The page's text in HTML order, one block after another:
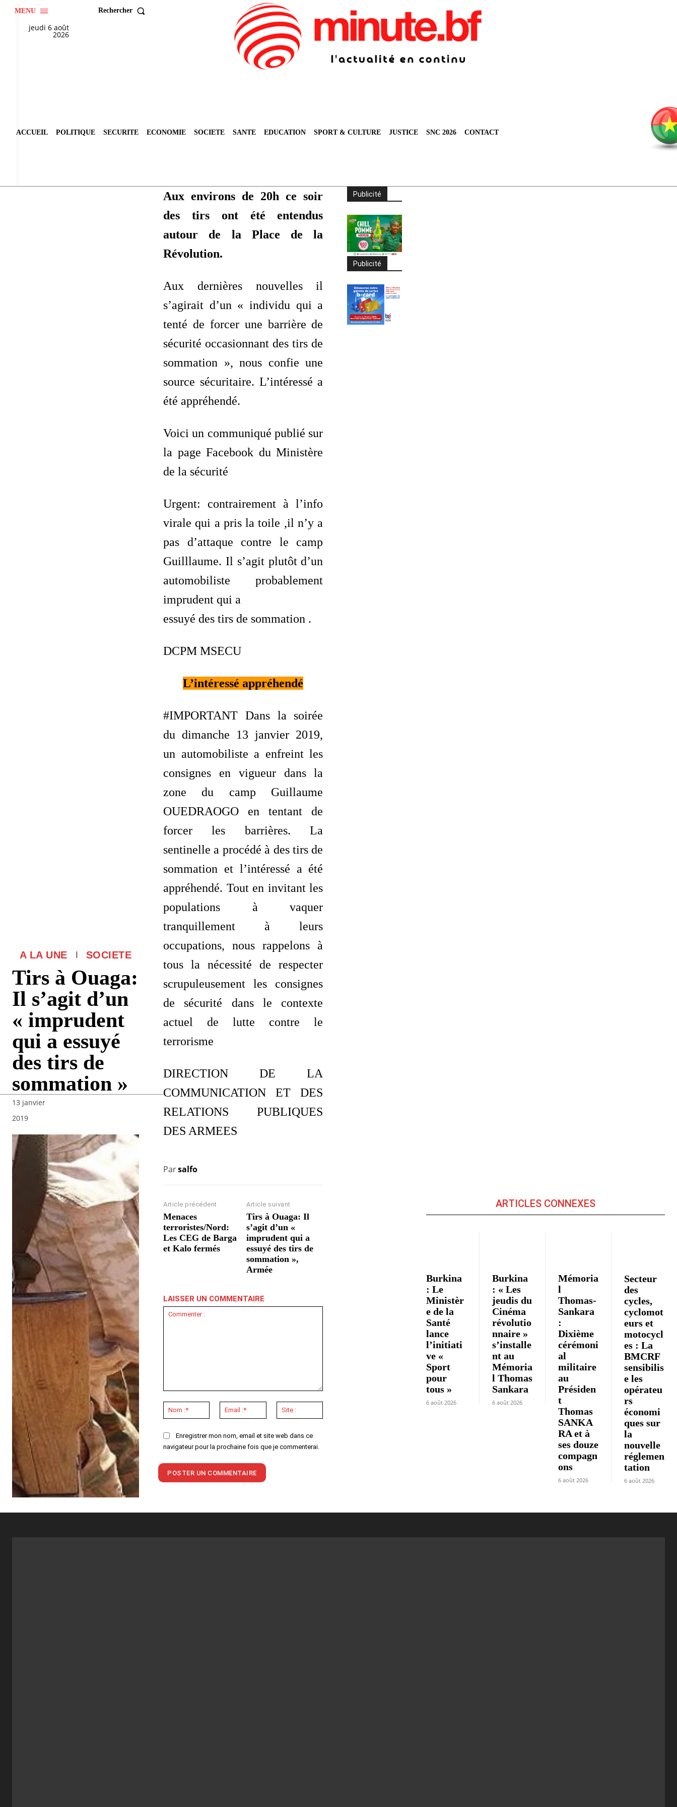
MENU Rechercher
jeudi 6 août
2026
ACCUEIL POLITIQUE SECURITE ECONOMIE SOCIETE SANTE EDUCATION SPORT & CULTURE JUSTICE SNC 2026 CONTACT
A LA UNE SOCIETE
Tirs à Ouaga:
Il s’agit d’un
« imprudent
qui a essuyé
des tirs de
sommation »
13 janvier
2019
Aux environs de 20h ce soir
des tirs ont été entendus
autour de la Place de la
Révolution.
Aux dernières nouvelles il
s’agirait d’un « individu qui a
tenté de forcer une barrière de
sécurité occasionnant des tirs de
sommation », nous confie une
source sécuritaire. L’intéressé a
été appréhendé.
Voici un communiqué publié sur
la page Facebook du Ministère
de la sécurité
Urgent: contrairement à l’info
virale qui a pris la toile ,il n’y a
pas d’attaque contre le camp
Guilllaume. Il s’agit plutôt d’un
automobiliste probablement
imprudent qui a
essuyé des tirs de sommation .
DCPM MSECU
L’intéressé appréhendé
#IMPORTANT Dans la soirée
du dimanche 13 janvier 2019,
un automobiliste a enfreint les
consignes en vigueur dans la
zone du camp Guillaume
OUEDRAOGO en tentant de
forcer les barrières. La
sentinelle a procédé à des tirs de
sommation et l’intéressé a été
appréhendé. Tout en invitant les
populations à vaquer
tranquillement à leurs
occupations, nous rappelons à
tous la nécessité de respecter
scrupuleusement les consignes
de sécurité dans le contexte
actuel de lutte contre le
terrorisme
DIRECTION DE LA
COMMUNICATION ET DES
RELATIONS PUBLIQUES
DES ARMEES
Parsalfo
Article précédent
Menaces
terroristes/Nord:
Les CEG de Barga
et Kalo fermés
Article suivant
Tirs à Ouaga: Il
s’agit d’un «
imprudent qui a
essuyé des tirs de
sommation »,
Armée
LAISSER UN COMMENTAIRE
Nom
:*
Email
:*
:
Enregistrer mon nom, email et site web dans ce
navigateur pour la prochaine fois que je commenterai.
Publicité
Publicité
ARTICLES CONNEXES
Burkina
: Le
Ministèr
e de la
Santé
lance
l’initiati
ve «
Sport
pour
tous »
6 août 2026
Burkina
: « Les
jeudis du
Cinéma
révolutio
nnaire »
s’installe
nt au
Mémoria
l Thomas
Sankara
6 août 2026
Mémoria
l
Thomas-
Sankara
:
Dixième
cérémoni
al
militaire
au
Présiden
t
Thomas
SANKA
RA et à
ses douze
compagn
ons
6 août 2026
Secteur
des
cycles,
cyclomot
eurs et
motocycl
es : La
BMCRF
sensibilis
e les
opérateu
rs
économi
ques sur
la
nouvelle
réglemen
tation
6 août 2026